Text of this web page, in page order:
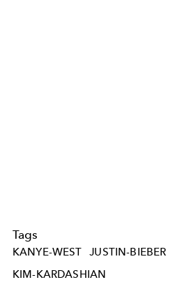
Tags
KANYE-WEST JUSTIN-BIEBER
KIM-KARDASHIAN